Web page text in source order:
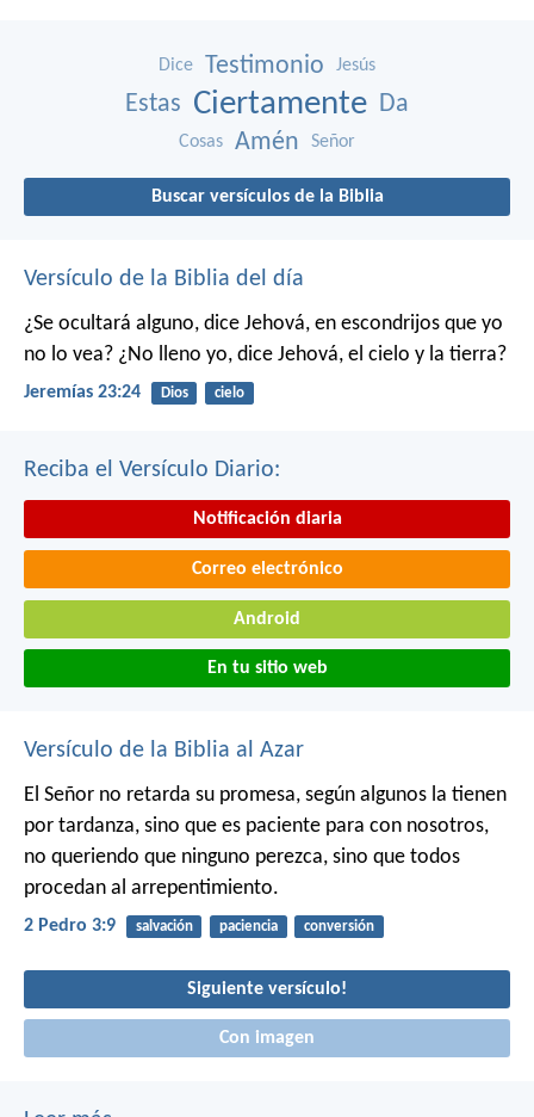
Dice Testimonio Jesús
Estas Ciertamente Da
Cosas Amén Señor
Buscar versículos de la Biblia
Versículo de la Biblia del día
¿Se ocultará alguno, dice Jehová, en escondrijos que yo
no lo vea? ¿No lleno yo, dice Jehová, el cielo y la tierra?
Jeremías 23:24 Dios cielo
Reciba el Versículo Diario:
Notificación diaria
Correo electrónico
Android
En tu sitio web
Versículo de la Biblia al Azar
El Señor no retarda su promesa, según algunos la tienen
por tardanza, sino que es paciente para con nosotros,
no queriendo que ninguno perezca, sino que todos
procedan al arrepentimiento.
2 Pedro 3:9 salvación paciencia conversión
Siguiente versículo!
Con imagen